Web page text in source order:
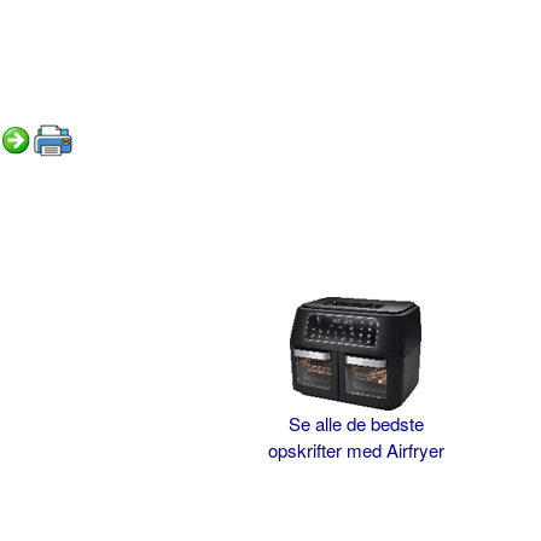
Se alle de bedste
opskrifter med Airfryer